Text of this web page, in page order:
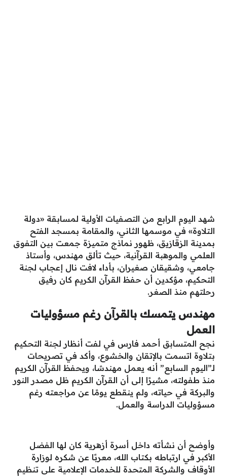
شهد اليوم الرابع من التصفيات الأولية لمسابقة «دولة
التلاوة» في موسمها الثاني، والمقامة بمسجد الفتح
بمدينة الزقازيق، ظهور نماذج متميزة جمعت بين التفوق
العلمي والموهبة القرآنية، حيث تألق مهندس، وأستاذ
جامعي، وشقيقان صغيران، بأداء لافت نال إعجاب لجنة
التحكيم، مؤكدين أن حفظ القرآن الكريم كان رفيق
رحلتهم منذ الصغر.
مهندس يتمسك بالقرآن رغم مسؤوليات
العمل
نجح المتسابق أحمد فارس في لفت أنظار لجنة التحكيم
بتلاوة اتسمت بالإتقان والخشوع، وأكد في تصريحات
لـ”اليوم السابع” أنه يعمل مهندسًا، ويحفظ القرآن الكريم
منذ طفولته، مشيرًا إلى أن القرآن الكريم ظل مصدر النور
والبركة في حياته، ولم ينقطع يومًا عن مراجعته رغم
مسؤوليات الدراسة والعمل.
وأوضح أن نشأته داخل أسرة أزهرية كان لها الفضل
الأكبر في ارتباطه بكتاب الله، معربًا عن شكره لوزارة
الأوقاف والشركة المتحدة للخدمات الإعلامية على تنظيم